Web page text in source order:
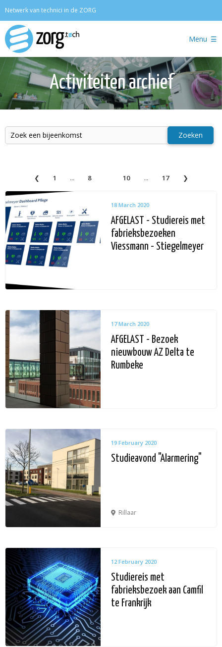
Netwerk van technici in de ZORG
Menu
Activiteiten archief
Zoeken
1 ... 8 10 ... 17
18 March 2020
AFGELAST - Studiereis met
fabrieksbezoeken
Viessmann - Stiegelmeyer
17 March 2020
AFGELAST - Bezoek
nieuwbouw AZ Delta te
Rumbeke
19 February 2020
Studieavond "Alarmering"
Rillaar
12 February 2020
Studiereis met
fabrieksbezoek aan Camfil
te Frankrijk